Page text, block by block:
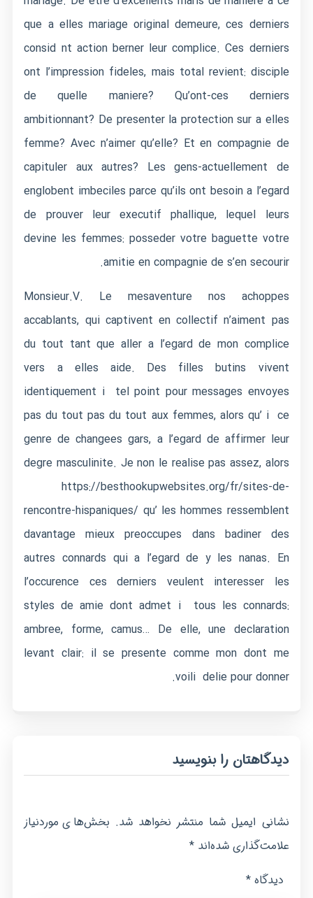
que a elles mariage original demeure, ces derniers
consid nt action berner leur complice. Ces derniers
ont l’impression fideles, mais total revient: disciple
de quelle maniere? Qu’ont-ces derniers
ambitionnant? De presenter la protection sur a elles
femme? Avec n’aimer qu’elle? Et en compagnie de
capituler aux autres? Les gens-actuellement de
englobent imbeciles parce qu’ils ont besoin a l’egard
de prouver leur executif phallique, lequel leurs
devine les femmes: posseder votre baguette votre
amitie en compagnie de s’en secourir.
Monsieur.V. Le mesaventure nos achoppes
accablants, qui captivent en collectif n’aiment pas
du tout tant que aller a l’egard de mon complice
vers a elles aide. Des filles butins vivent
identiquement i tel point pour messages envoyes
pas du tout pas du tout aux femmes, alors qu’ i ce
genre de changees gars, a l’egard de affirmer leur
degre masculinite. Je non le realise pas assez, alors
https://besthookupwebsites.org/fr/sites-de-
rencontre-hispaniques/ qu’ les hommes ressemblent
davantage mieux preoccupes dans badiner des
autres connards qui a l’egard de y les nanas. En
l’occurence ces derniers veulent interesser les
styles de amie dont admet i tous les connards:
ambree, forme, camus… De elle, une declaration
levant clair: il se presente comme mon dont me
voili delie pour donner.
دیدگاهتان را بنویسید
نشانی ایمیل شما منتشر نخواهد شد. بخش‌های موردنیاز
علامت‌گذاری شده‌اند*
دیدگاه *